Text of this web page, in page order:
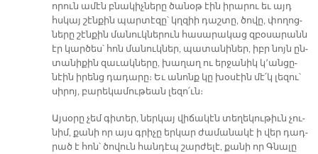
ո­րուն ա­մէն բնա­կիչ­նե­րը ծա­նօթ էին ի­րա­րու եւ այդ
հսկայ շէն­քին պար­տէ­զը՝ կղզիի դաշ­տը, ծո­վը, փո­ղոց­
նե­րը շէն­քին մա­նուկ­նե­րուն հա­սա­րա­կաց զբօ­սա­րանն
էր կար­ծես՝ հոն մա­նուկ­ներ, պա­տա­նի­ներ, իբր նոյն ըն­
տա­նի­քին զա­ւակ­նե­րը, խա­ղաղ ու եր­ջա­նիկ կ՚ան­ցը­
նէին ի­րենց դա­դա­րը։ Եւ ա­նոնք կը խօ­սէին մէ՛կ լե­զու՝
սի­րոյ, բա­րե­կա­մու­թեան լե­զո՛ւն։
Այ­սօ­րը չեմ գի­տեր, ներ­կայ վի­ճա­կէն տե­ղե­կու­թիւն չու­
նիմ, քա­նի որ այս գրի­չը եր­կար ժա­մա­նա­կէ ի վեր դադ­
րած է հոն՝ ծո­վուն հան­դէպ շար­ժե­լէ, քա­նի որ Գնա­լը